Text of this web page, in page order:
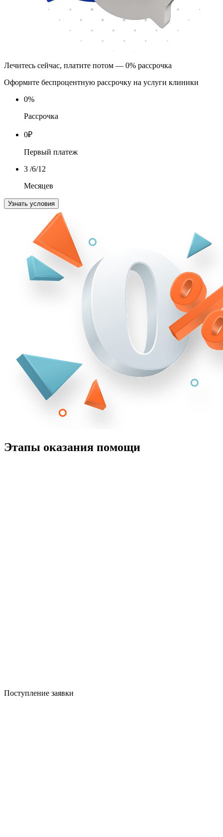
Лечитесь сейчас, платите потом — 0% рассрочка
Оформите беспроцентную рассрочку на услуги клиники
0%
Рассрочка
0₽
Первый платеж
3 /6/12
Месяцев
Узнать условия
Этапы оказания помощи
Поступление заявки